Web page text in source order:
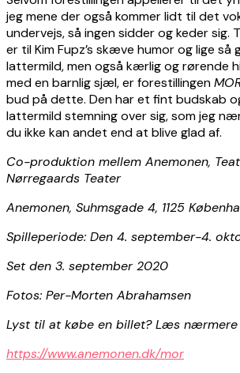
jeg mene der også kommer lidt til det
undervejs, så ingen sidder og keder sig.
er til Kim Fupz’s skæve humor og lige så
lattermild, men også kærlig og rørende
med en barnlig sjæl, er forestillingen
bud på dette. Den har et fint budskab
lattermild stemning over sig, som jeg
du ikke kan andet end at blive glad af.
Co-produktion mellem Anemonen,
Nørregaards Teater
Anemonen, Suhmsgade 4, 1125
Spilleperiode: Den 4. september-4.
Set den 3. september 2020
Fotos: Per-Morten Abrahamsen
Lyst til at købe en billet? Læs nærmere
https://www.anemonen.dk/mor